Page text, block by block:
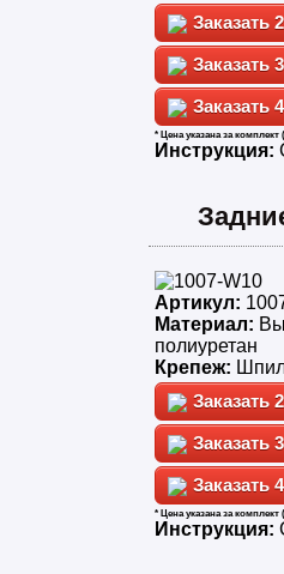
* Цена указана за
Инструкция:
Артикул:
Материал:
полиуретан
Крепеж:
* Цена указана за
Инструкция: